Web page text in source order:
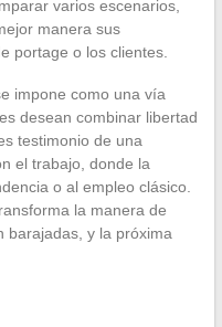
varios escenarios,
manera sus
portage o los clientes.
impone como una vía
desean combinar libertad
testimonio de una
el trabajo, donde la
o al empleo clásico.
la manera de
barajadas, y la próxima